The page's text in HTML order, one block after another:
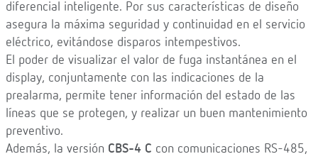
diferencial inteligente. Por sus características de diseño
asegura la máxima seguridad y continuidad en el servicio
eléctrico, evitándose disparos intempestivos.
El poder de visualizar el valor de fuga instantánea en el
display, conjuntamente con las indicaciones de la
prealarma, permite tener información del estado de las
líneas que se protegen, y realizar un buen mantenimiento
preventivo.
Además, la versión CBS-4 C con comunicaciones RS-485,